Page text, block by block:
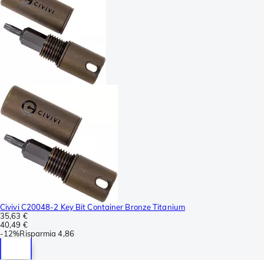
Civivi C20048-2 Key Bit Container Bronze Titanium
35,63 €
40,49 €
-12%Risparmia 4,86